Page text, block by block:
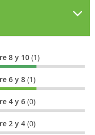
8 y 10(1)
6 y 8(1)
4 y 6(0)
2 y 4(0)